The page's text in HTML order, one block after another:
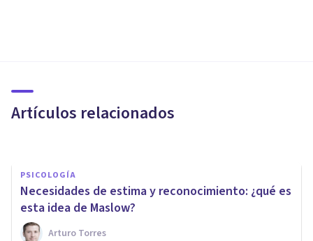
Artículos relacionados
autodestrucción?
PSICOLOGÍA
Necesidades de estima y reconocimiento: ¿qué es
esta idea de Maslow?
Arturo Torres